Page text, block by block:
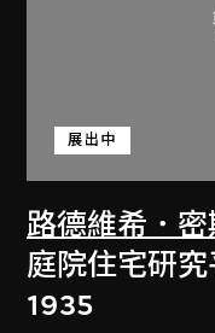
路德維希．
展出中
庭院住宅研
1935